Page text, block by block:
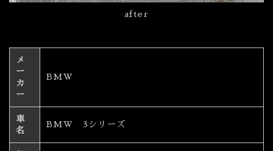
after
メ
ー
カ
ー
BMW
車
名
BMW 3シリーズ